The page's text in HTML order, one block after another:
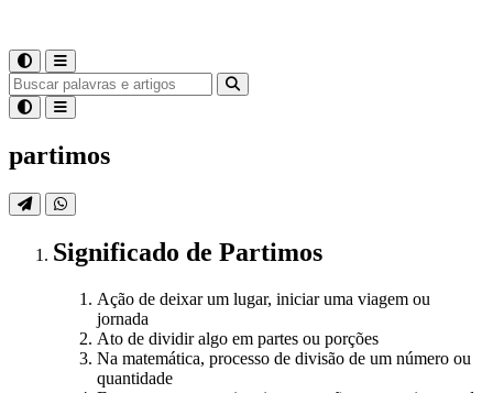
partimos
Significado de Partimos
Ação de deixar um lugar, iniciar uma viagem ou
jornada
Ato de dividir algo em partes ou porções
Na matemática, processo de divisão de um número ou
quantidade